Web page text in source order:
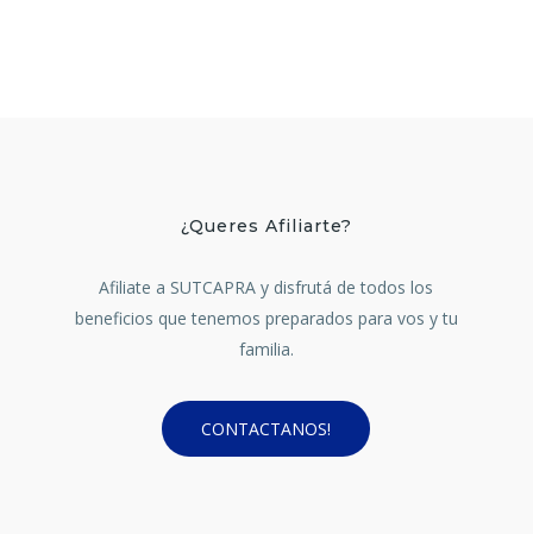
¿Queres Afiliarte?
Afiliate a SUTCAPRA y disfrutá de todos los
beneficios que tenemos preparados para vos y tu
familia.
CONTACTANOS!